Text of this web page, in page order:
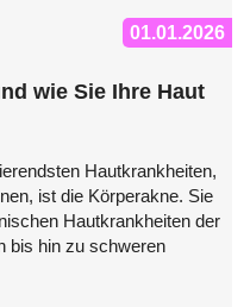
01.01.2026
wie Sie Ihre Haut
Hautkrankheiten,
ist die Körperakne. Sie
Hautkrankheiten der
bis hin zu schweren